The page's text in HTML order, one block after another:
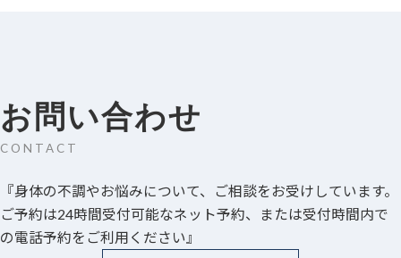
お問い合わせ
CONTACT
『身体の不調やお悩みについて、ご相談をお受けしています。
ご予約は24時間受付可能なネット予約、または受付時間内で
の電話予約をご利用ください』